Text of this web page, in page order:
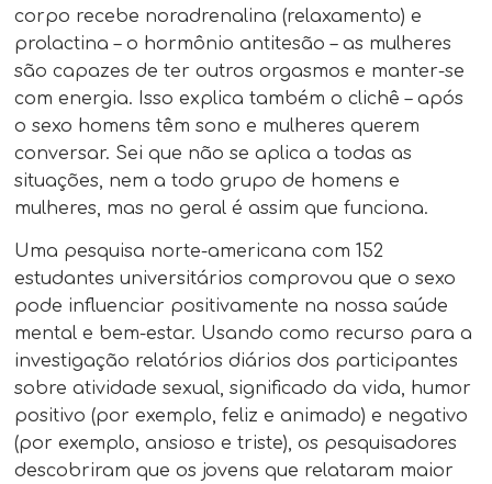
corpo recebe noradrenalina (relaxamento) e
prolactina – o hormônio antitesão – as mulheres
são capazes de ter outros orgasmos e manter-se
com energia. Isso explica também o clichê – após
o sexo homens têm sono e mulheres querem
conversar. Sei que não se aplica a todas as
situações, nem a todo grupo de homens e
mulheres, mas no geral é assim que funciona.
Uma pesquisa norte-americana com 152
estudantes universitários comprovou que o sexo
pode influenciar positivamente na nossa saúde
mental e bem-estar. Usando como recurso para a
investigação relatórios diários dos participantes
sobre atividade sexual, significado da vida, humor
positivo (por exemplo, feliz e animado) e negativo
(por exemplo, ansioso e triste), os pesquisadores
descobriram que os jovens que relataram maior